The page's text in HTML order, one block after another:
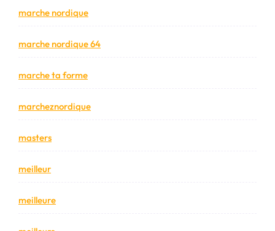
marche nordique
marche nordique 64
marche ta forme
marcheznordique
masters
meilleur
meilleure